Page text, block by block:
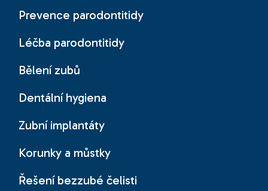
Prevence parodontitidy
Léčba parodontitidy
Bělení zubů
Dentální hygiena
Zubní implantáty
Korunky a můstky
Řešení bezzubé čelisti